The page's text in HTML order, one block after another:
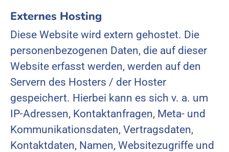
Externes Hosting
Diese Website wird extern gehostet. Die
personenbezogenen Daten, die auf dieser
Website erfasst werden, werden auf den
Servern des Hosters / der Hoster
gespeichert. Hierbei kann es sich v. a. um
IP-Adressen, Kontaktanfragen, Meta- und
Kommunikationsdaten, Vertragsdaten,
Kontaktdaten, Namen, Websitezugriffe und